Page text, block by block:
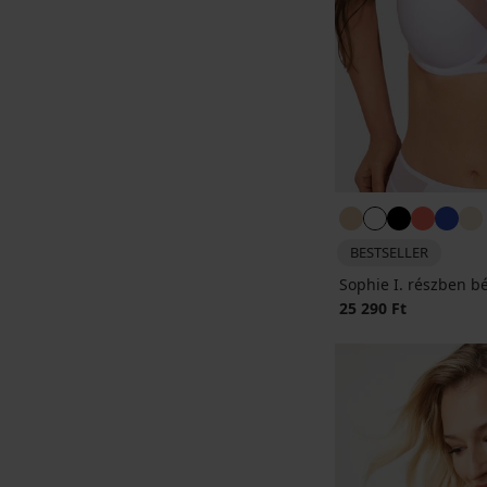
BESTSELLER
Sophie I. részben
25 290 Ft